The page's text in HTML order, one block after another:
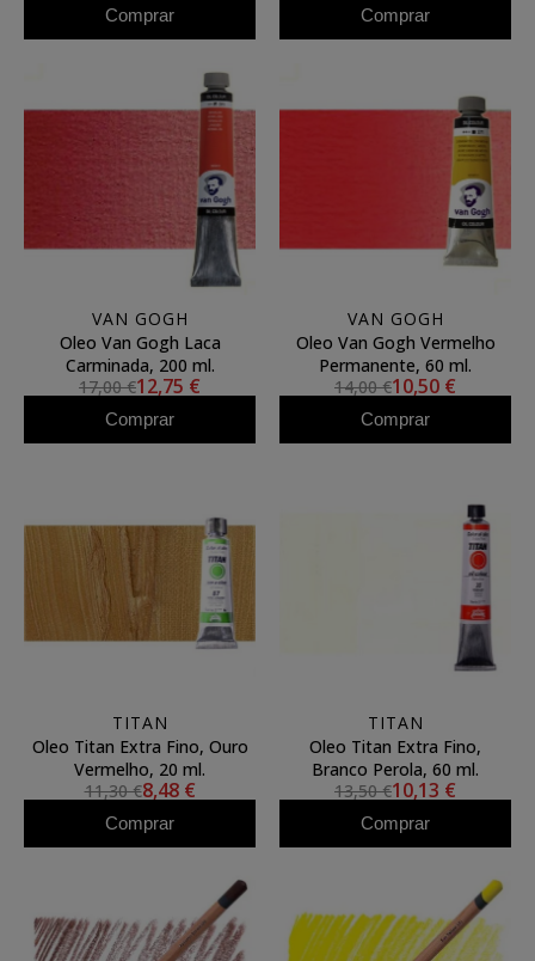
Comprar Comprar
VAN GOGH
Oleo Van Gogh Laca
Carminada, 200 ml.
17,00 €12,75 €
Comprar
VAN GOGH
Oleo Van Gogh Vermelho
Permanente, 60 ml.
14,00 €10,50 €
Comprar
TITAN
Oleo Titan Extra Fino, Ouro
Vermelho, 20 ml.
11,30 €8,48 €
Comprar
TITAN
Oleo Titan Extra Fino,
Branco Perola, 60 ml.
13,50 €10,13 €
Comprar